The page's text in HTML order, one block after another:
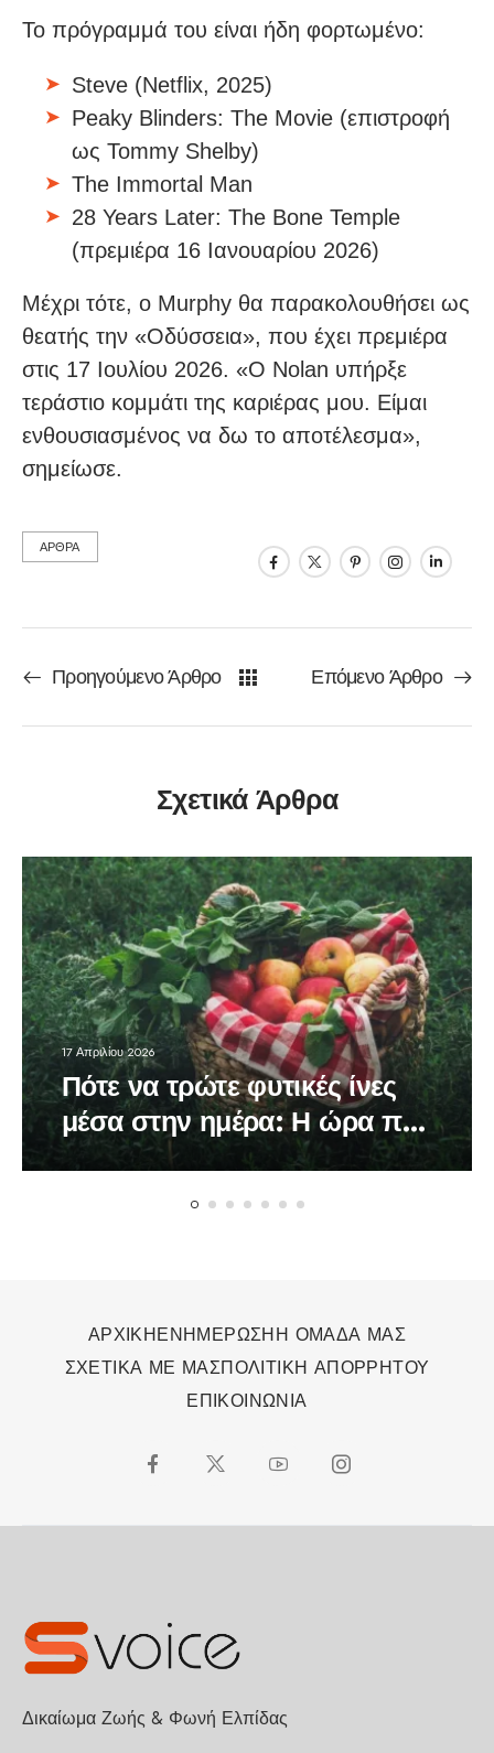
Το πρόγραμμά του είναι ήδη φορτωμένο:
Steve (Netflix, 2025)
Peaky Blinders: The Movie (επιστροφή
ως Tommy Shelby)
The Immortal Man
28 Years Later: The Bone Temple
(πρεμιέρα 16 Ιανουαρίου 2026)
Μέχρι τότε, ο Murphy θα παρακολουθήσει ως
θεατής την «Οδύσσεια», που έχει πρεμιέρα
στις 17 Ιουλίου 2026. «Ο Nolan υπήρξε
τεράστιο κομμάτι της καριέρας μου. Είμαι
ενθουσιασμένος να δω το αποτέλεσμα»,
σημείωσε.
ΑΡΘΡΑ
Προηγούμενο Άρθρο Επόμενο Άρθρο
Σχετικά Άρθρα
17 Απριλίου 2026
Πότε να τρώτε φυτικές ίνες
μέσα στην ημέρα: Η ώρα που
κάνει τη διαφορά στον
οργανισμό
ΑΡΧΙΚΗΕΝΗΜΕΡΩΣΗΗ ΟΜΑΔΑ ΜΑΣ
ΣΧΕΤΙΚΑ ΜΕ ΜΑΣΠΟΛΙΤΙΚΗ ΑΠΟΡΡΗΤΟΥ
ΕΠΙΚΟΙΝΩΝΙΑ
Δικαίωμα Ζωής & Φωνή Ελπίδας